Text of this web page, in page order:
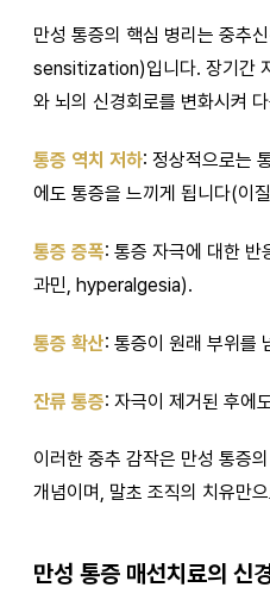
만성 통증의 핵심 병리는 중추
sensitization)입니다. 장기간
와 뇌의 신경회로를 변화시켜
통증 역치 저하: 정상적으로는
에도 통증을 느끼게 됩니다(이
통증 증폭: 통증 자극에 대한 반
과민, hyperalgesia).
통증 확산: 통증이 원래 부위를
잔류 통증: 자극이 제거된 후에
이러한 중추 감작은 만성 통증
개념이며, 말초 조직의 치유만
만성 통증 매선치료의 신